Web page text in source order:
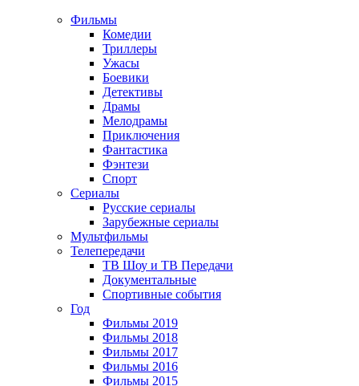
Фильмы
Комедии
Триллеры
Ужасы
Боевики
Детективы
Драмы
Мелодрамы
Приключения
Фантастика
Фэнтези
Спорт
Сериалы
Русские сериалы
Зарубежные сериалы
Мультфильмы
Телепередачи
ТВ Шоу и ТВ Передачи
Документальные
Спортивные события
Год
Фильмы 2019
Фильмы 2018
Фильмы 2017
Фильмы 2016
Фильмы 2015